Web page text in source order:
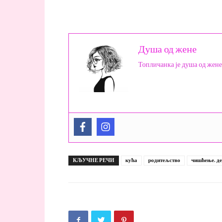
Душа од жене
Топличанка је душа од
КЉУЧНЕ РЕЧИ кућа родитељство чишћење.